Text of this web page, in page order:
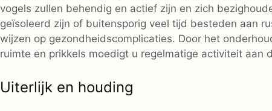
vogels zullen behendig en actief zijn en zich
geïsoleerd zijn of buitensporig veel tijd besteden aan
wijzen op gezondheidscomplicaties. Door het
ruimte en prikkels moedigt u regelmatige activiteit aan
Uiterlijk en houding